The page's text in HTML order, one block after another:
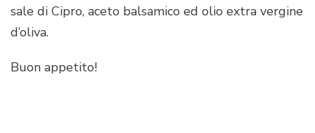
sale di Cipro, aceto balsamico ed olio extra vergine
d’oliva.
Buon appetito!